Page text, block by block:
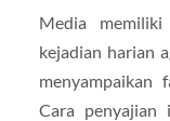
Media
kejadian harian
menyampaikan
Cara penyajian